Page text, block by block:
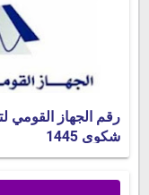
شكوى 1445